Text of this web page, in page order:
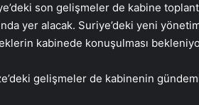
son gelişmeler de kabine
yer alacak. Suriye’deki yeni
kabinede konuşulması
gelişmeler de kabinenin